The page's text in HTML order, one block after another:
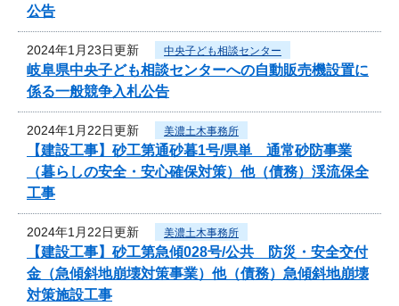
公告
2024年1月23日更新 中央子ども相談センター
岐阜県中央子ども相談センターへの自動販売機設置に
係る一般競争入札公告
2024年1月22日更新 美濃土木事務所
【建設工事】砂工第通砂暮1号/県単 通常砂防事業
（暮らしの安全・安心確保対策）他（債務）渓流保全
工事
2024年1月22日更新 美濃土木事務所
【建設工事】砂工第急傾028号/公共 防災・安全交付
金（急傾斜地崩壊対策事業）他（債務）急傾斜地崩壊
対策施設工事